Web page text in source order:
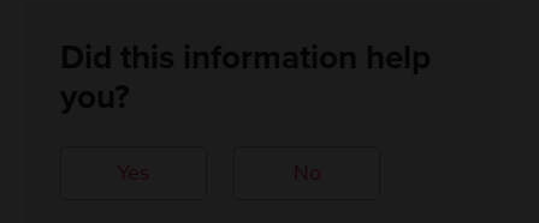
Did this information help
you?
Yes No